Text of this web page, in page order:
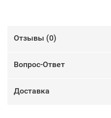
Отзывы (0)
Вопрос-Ответ
Доставка